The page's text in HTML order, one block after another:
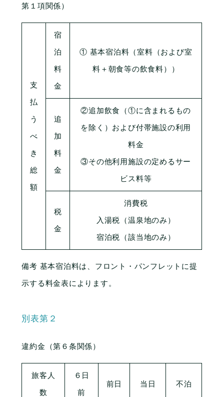
第１項関係）
支
払
う
べ
き
総
額
宿
泊
料
金
① 基本宿泊料（室料（および室
料＋朝食等の飲食料））
追
加
料
金
②追加飲食（①に含まれるもの
を除く）および付帯施設の利用
料金
③その他利用施設の定めるサー
ビス料等
税
金
消費税
入湯税（温泉地のみ）
宿泊税（該当地のみ）
備考 基本宿泊料は、フロント・パンフレットに提
示する料金表によります。
別表第２
違約金（第６条関係）
旅客人
数
６日
前
前日 当日 不泊